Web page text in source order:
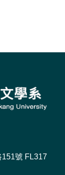
號 FL317